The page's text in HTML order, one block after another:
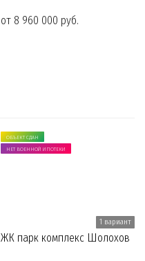
от 8 960 000 руб.
ОБЪЕКТ СДАН
НЕТ ВОЕННОЙ ИПОТЕКИ
1 вариант
ЖК парк комплекс Шолохов